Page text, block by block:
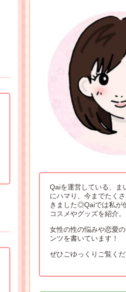
Qaiを運営している、ま
にハマり、今までたく
きました◎Qaiでは私が
コスメやグッズを紹介。
女性の性の悩みや恋愛
ンツを書いています！
ぜひごゆっくりご覧く